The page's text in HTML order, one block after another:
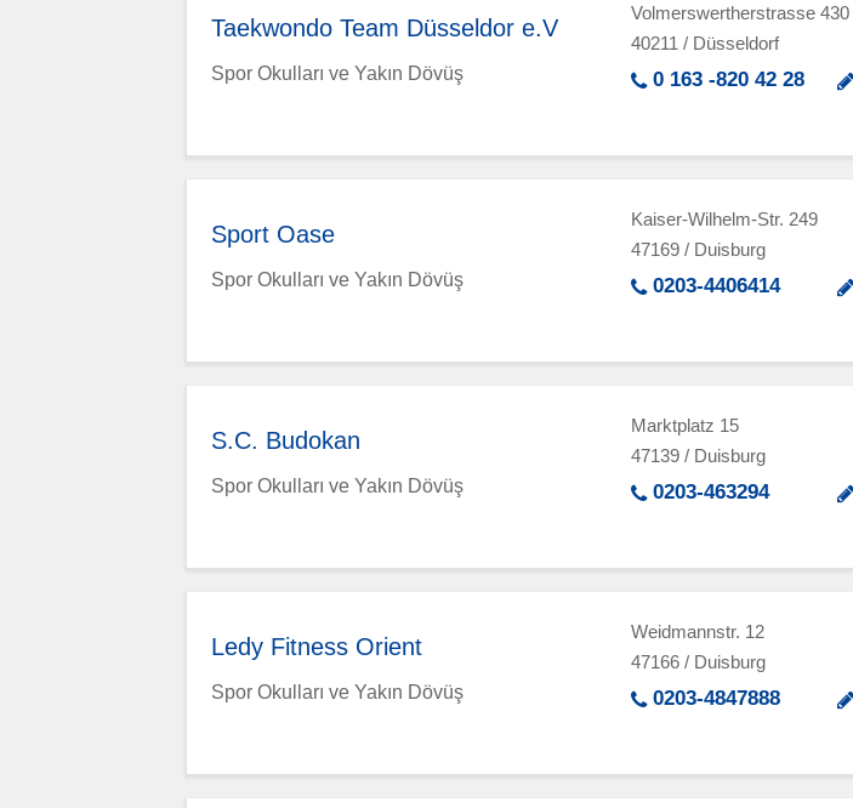
Taekwondo Team Düsseldor e.V
Spor Okulları ve Yakın Dövüş
Volmerswertherstrasse 430
40211 / Düsseldorf
0 163 -820 42 28
Sport Oase
Spor Okulları ve Yakın Dövüş
Kaiser-Wilhelm-Str. 249
47169 / Duisburg
0203-4406414
S.C. Budokan
Spor Okulları ve Yakın Dövüş
Marktplatz 15
47139 / Duisburg
0203-463294
Ledy Fitness Orient
Spor Okulları ve Yakın Dövüş
Weidmannstr. 12
47166 / Duisburg
0203-4847888